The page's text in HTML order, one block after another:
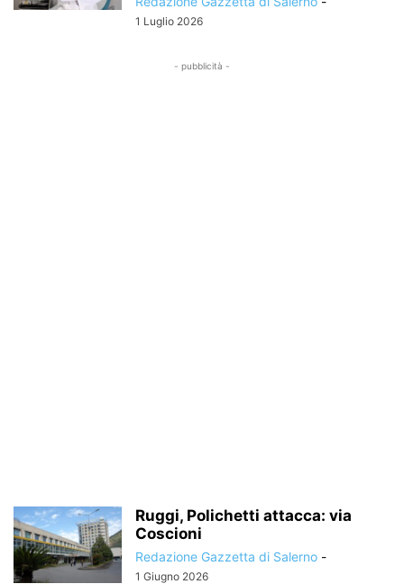
1 Luglio 2026
- pubblicità -
Ruggi, Polichetti attacca: via
Coscioni
Redazione Gazzetta di Salerno -
1 Giugno 2026